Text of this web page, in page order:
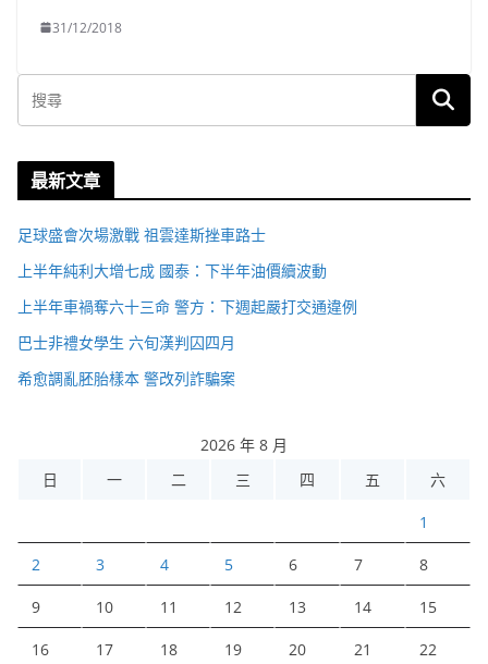
31/12/2018
最新文章
足球盛會次場激戰 祖雲達斯挫車路士
上半年純利大增七成 國泰：下半年油價續波動
上半年車禍奪六十三命 警方：下週起嚴打交通違例
巴士非禮女學生 六旬漢判囚四月
希愈調亂胚胎樣本 警改列詐騙案
2026 年 8 月
日
一 二 三 四 五 六
1
2 3 4 5 6 7 8
9 10 11 12 13 14 15
16 17 18 19 20 21 22